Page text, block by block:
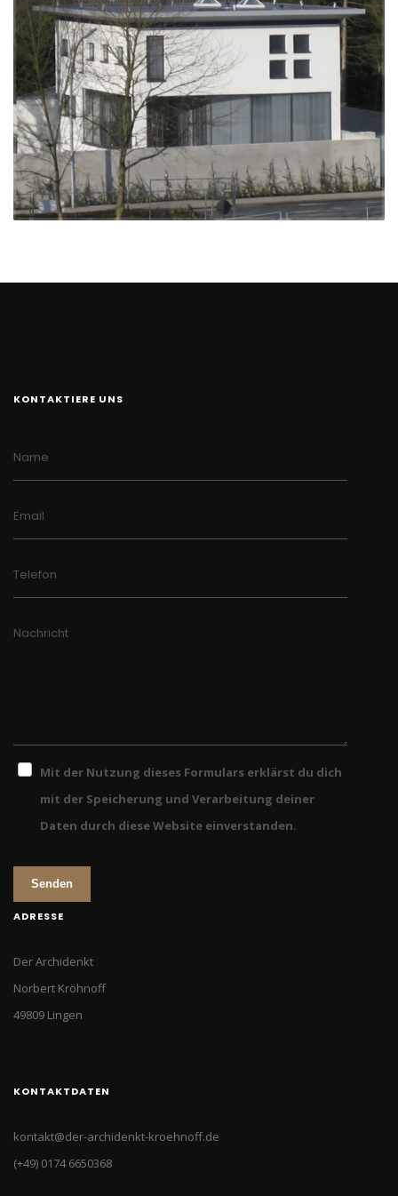
KONTAKTIERE UNS
Name
Email
Telefon
Nachricht
Mit der Nutzung dieses Formulars erklärst du dich
mit der Speicherung und Verarbeitung deiner
Daten durch diese Website einverstanden.
Senden
ADRESSE
Der Archidenkt
Norbert Kröhnoff
49809 Lingen
KONTAKTDATEN
kontakt@der-archidenkt-kroehnoff.de
(+49) 0174 6650368